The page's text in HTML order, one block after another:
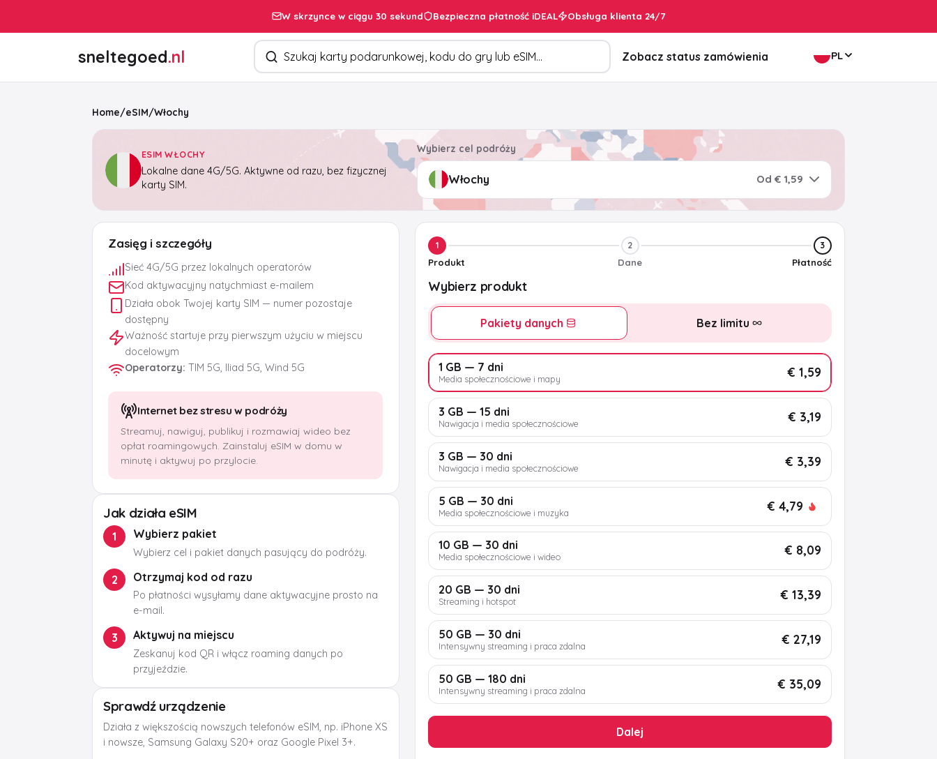
W skrzynce w ciągu 30 sekund Bezpieczna płatność iDEAL Obsługa klienta 24/7
sneltegoed.nl Szukaj produktów
Zobacz status zamówienia PL
Home/eSIM/Włochy
ESIM WŁOCHY
Lokalne dane 4G/5G. Aktywne od razu, bez fizycznej
karty SIM.
Wybierz cel podróży
Od € 1,59
Zasięg i szczegóły
Sieć 4G/5G przez lokalnych operatorów
Kod aktywacyjny natychmiast e-mailem
Działa obok Twojej karty SIM — numer pozostaje
dostępny
Ważność startuje przy pierwszym użyciu w miejscu
docelowym
Operatorzy: TIM 5G, Iliad 5G, Wind 5G
Internet bez stresu w podróży
Streamuj, nawiguj, publikuj i rozmawiaj wideo bez
opłat roamingowych. Zainstaluj eSIM w domu w
minutę i aktywuj po przylocie.
Jak działa eSIM
1 Wybierz pakiet
Wybierz cel i pakiet danych pasujący do podróży.
2 Otrzymaj kod od razu
Po płatności wysyłamy dane aktywacyjne prosto na
e-mail.
3 Aktywuj na miejscu
Zeskanuj kod QR i włącz roaming danych po
przyjeździe.
Sprawdź urządzenie
Działa z większością nowszych telefonów eSIM, np. iPhone XS
i nowsze, Samsung Galaxy S20+ oraz Google Pixel 3+.
1
Produkt
2
Dane
3
Płatność
Wybierz produkt
Pakiety danych Bez limitu
1 GB — 7 dni
Media społecznościowe i mapy € 1,59
3 GB — 15 dni
Nawigacja i media społecznościowe € 3,19
3 GB — 30 dni
Nawigacja i media społecznościowe € 3,39
5 GB — 30 dni
Media społecznościowe i muzyka € 4,79
10 GB — 30 dni
Media społecznościowe i wideo € 8,09
20 GB — 30 dni
Streaming i hotspot € 13,39
50 GB — 30 dni
Intensywny streaming i praca zdalna € 27,19
50 GB — 180 dni
Intensywny streaming i praca zdalna € 35,09
Dalej